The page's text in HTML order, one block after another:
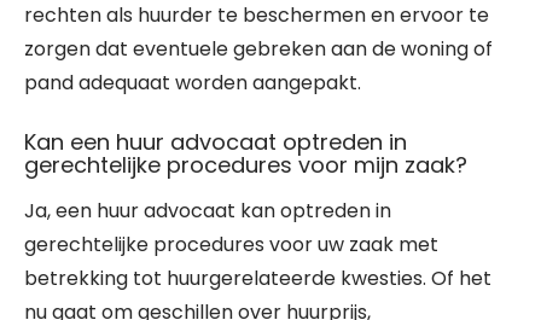
rechten als huurder te beschermen en ervoor te
zorgen dat eventuele gebreken aan de woning of
pand adequaat worden aangepakt.
Kan een huur advocaat optreden in
gerechtelijke procedures voor mijn zaak?
Ja, een huur advocaat kan optreden in
gerechtelijke procedures voor uw zaak met
betrekking tot huurgerelateerde kwesties. Of het
nu gaat om geschillen over huurprijs,